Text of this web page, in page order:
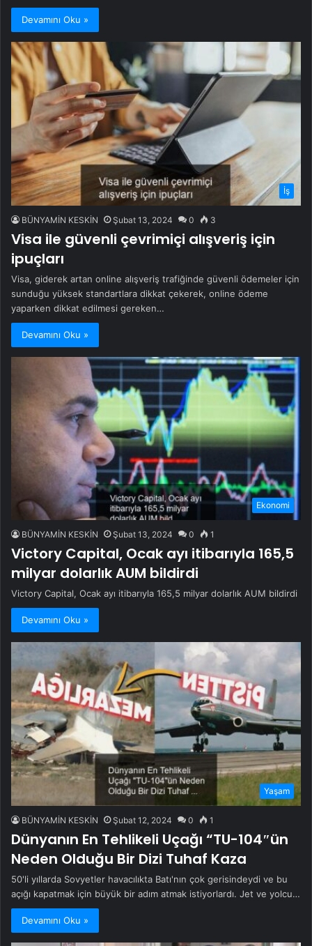
Devamını Oku »
İş
BÜNYAMİN KESKİN Şubat 13, 2024 0 3
Visa ile güvenli çevrimiçi alışveriş için
ipuçları
Visa, giderek artan online alışveriş trafiğinde güvenli ödemeler için
sunduğu yüksek standartlara dikkat çekerek, online ödeme
yaparken dikkat edilmesi gereken…
Devamını Oku »
Ekonomi
BÜNYAMİN KESKİN Şubat 13, 2024 0 1
Victory Capital, Ocak ayı itibarıyla 165,5
milyar dolarlık AUM bildirdi
Victory Capital, Ocak ayı itibarıyla 165,5 milyar dolarlık AUM bildirdi
Devamını Oku »
Yaşam
BÜNYAMİN KESKİN Şubat 12, 2024 0 1
Dünyanın En Tehlikeli Uçağı “TU-104″ün
Neden Olduğu Bir Dizi Tuhaf Kaza
50'li yıllarda Sovyetler havacılıkta Batı'nın çok gerisindeydi ve bu
açığı kapatmak için büyük bir adım atmak istiyorlardı. Jet ve yolcu…
Devamını Oku »